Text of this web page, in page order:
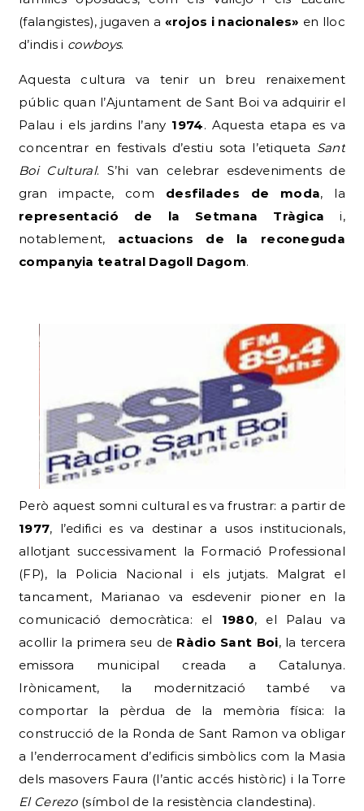
(falangistes), jugaven a «rojos i nacionales» en lloc
d’indis i cowboys.
Aquesta cultura va tenir un breu renaixement
públic quan l’Ajuntament de Sant Boi va adquirir el
Palau i els jardins l’any 1974. Aquesta etapa es va
concentrar en festivals d’estiu sota l’etiqueta Sant
Boi Cultural. S’hi van celebrar esdeveniments de
gran impacte, com desfilades de moda, la
representació de la Setmana Tràgica i,
notablement, actuacions de la reconeguda
companyia teatral Dagoll Dagom.
Però aquest somni cultural es va frustrar: a partir de
1977, l’edifici es va destinar a usos institucionals,
allotjant successivament la Formació Professional
(FP), la Policia Nacional i els jutjats. Malgrat el
tancament, Marianao va esdevenir pioner en la
comunicació democràtica: el 1980, el Palau va
acollir la primera seu de Ràdio Sant Boi, la tercera
emissora municipal creada a Catalunya.
Irònicament, la modernització també va
comportar la pèrdua de la memòria física: la
construcció de la Ronda de Sant Ramon va obligar
a l’enderrocament d’edificis simbòlics com la Masia
dels masovers Faura (l’antic accés històric) i la Torre
El Cerezo(símbol de la resistència clandestina).